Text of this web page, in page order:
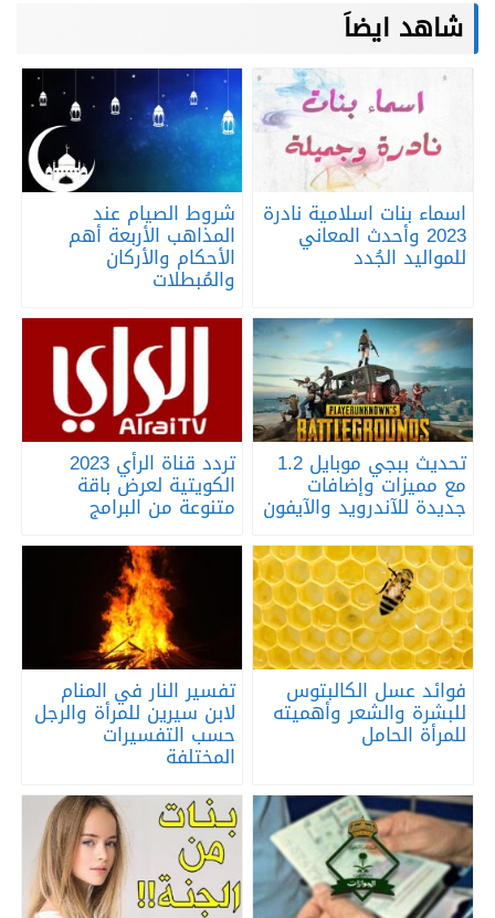
شاهد ايضاَ
اسماء بنات اسلامية نادرة
2023 وأحدث المعاني
للمواليد الجُدد
شروط الصيام عند
المذاهب الأربعة أهم
الأحكام والأركان
والمُبطلات
تحديث ببجي موبايل 1.2
مع مميزات وإضافات
جديدة للآندرويد والآيفون
تردد قناة الرأي 2023
الكويتية لعرض باقة
متنوعة من البرامج
فوائد عسل الكالبتوس
للبشرة والشعر وأهميته
للمرأة الحامل
تفسير النار في المنام
لابن سيرين للمرأة والرجل
حسب التفسيرات
المختلفة